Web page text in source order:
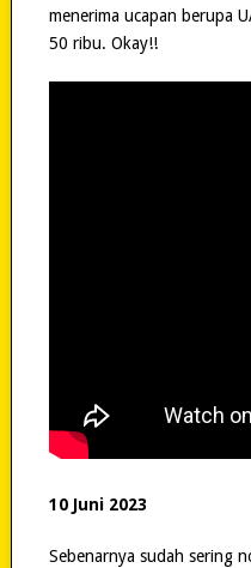
menerima ucapan berupa
50 ribu. Okay!!
10 Juni 2023
Sebenarnya sudah sering